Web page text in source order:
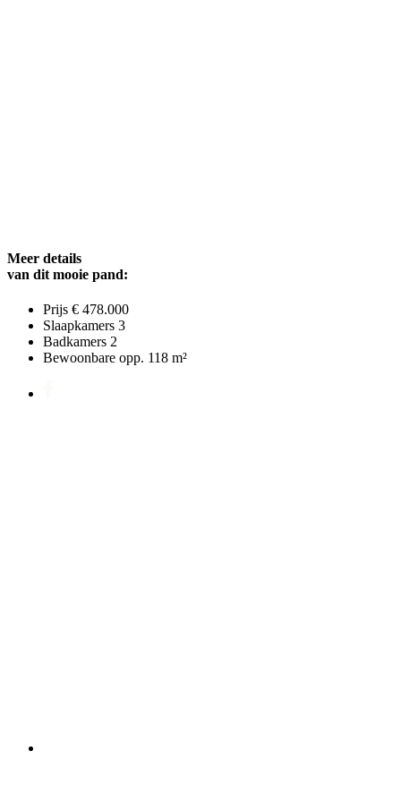
Meer details
van dit mooie pand:
Prijs € 478.000
Slaapkamers 3
Badkamers 2
Bewoonbare opp. 118 m²